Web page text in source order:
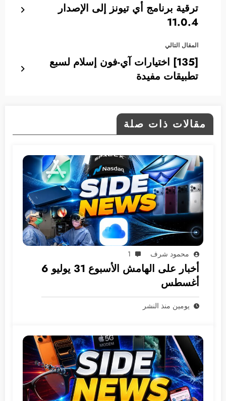
ترقية برنامج أي تيونز إلى الإصدار
11.0.4
المقال التالي
[135] اختيارات آي-فون إسلام لسبع
تطبيقات مفيدة
مقالات ذات صلة
محمود شرف 1
أخبار على الهامش الأسبوع 31 يوليو 6
أغسطس
يومين منذ النشر